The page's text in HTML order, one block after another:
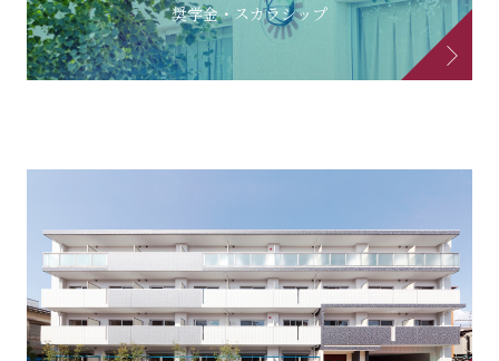
奨学金・スカラシップ